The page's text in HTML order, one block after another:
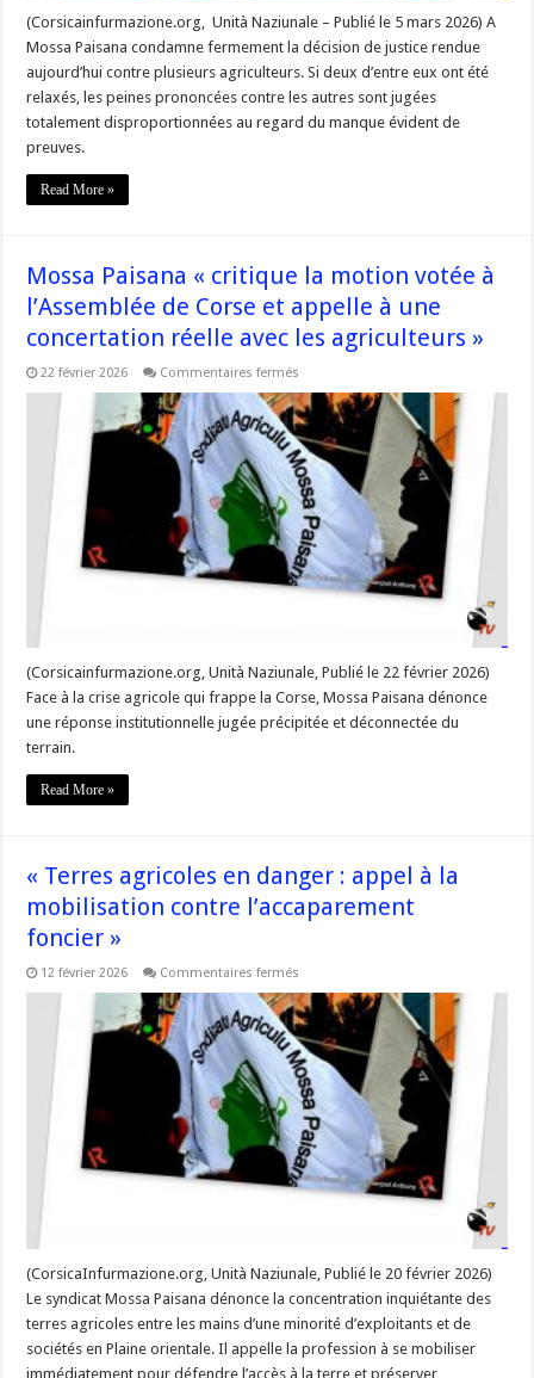
(Corsicainfurmazione.org, Unità Naziunale – Publié le 5 mars 2026) A
Mossa Paisana condamne fermement la décision de justice rendue
aujourd’hui contre plusieurs agriculteurs. Si deux d’entre eux ont été
relaxés, les peines prononcées contre les autres sont jugées
totalement disproportionnées au regard du manque évident de
preuves.
Read More »
Mossa Paisana « critique la motion votée à
l’Assemblée de Corse et appelle à une
concertation réelle avec les agriculteurs »
22 février 2026 Commentaires fermés
Paisana
« critique
la
motion
votée
à
l’Assemblée
de
Corse
et
appelle
à
une
agriculteurs »
(Corsicainfurmazione.org, Unità Naziunale, Publié le 22 février 2026)
Face à la crise agricole qui frappe la Corse, Mossa Paisana dénonce
une réponse institutionnelle jugée précipitée et déconnectée du
terrain.
Read More »
« Terres agricoles en danger : appel à la
mobilisation contre l’accaparement
foncier »
12 février 2026 Commentaires fermés
agricoles
en
danger
:
appel
à
la
mobilisation
contre
l’accaparement
foncier »
(CorsicaInfurmazione.org, Unità Naziunale, Publié le 20 février 2026)
Le syndicat Mossa Paisana dénonce la concentration inquiétante des
terres agricoles entre les mains d’une minorité d’exploitants et de
sociétés en Plaine orientale. Il appelle la profession à se mobiliser
immédiatement pour défendre l’accès à la terre et préserver